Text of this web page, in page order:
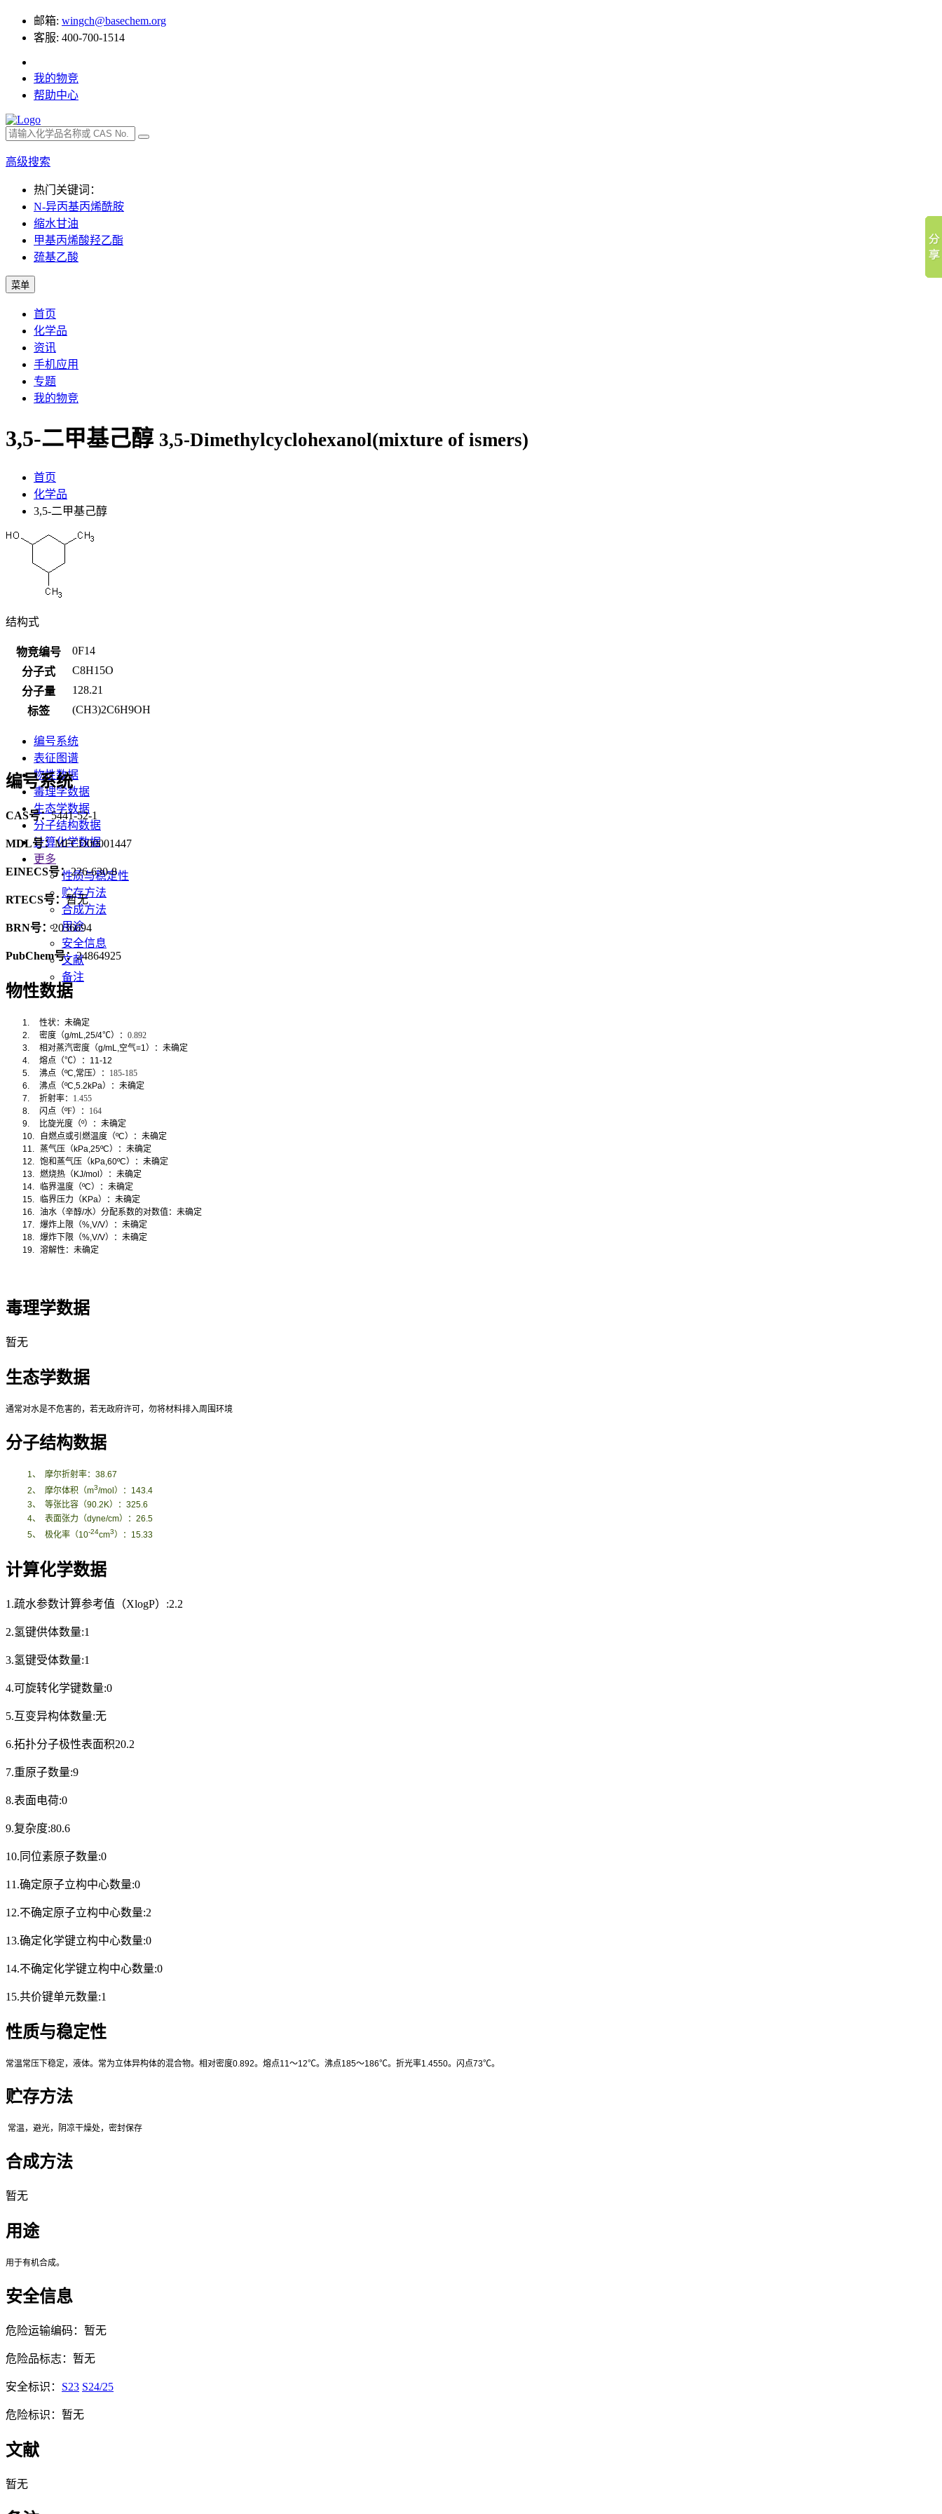
邮箱: wingch@basechem.org
客服: 400-700-1514
我的物竞
帮助中心
高级搜索
热门关键词：
N-异丙基丙烯酰胺
缩水甘油
甲基丙烯酸羟乙酯
巯基乙酸
菜单
首页
化学品
资讯
手机应用
专题
我的物竞
3,5-二甲基己醇 3,5-Dimethylcyclohexanol(mixture of ismers)
首页
化学品
3,5-二甲基己醇
结构式
物竞编号
0F14
分子式
C8H15O
分子量
128.21
标签
(CH3)2C6H9OH
编号系统
表征图谱
物性数据
毒理学数据
生态学数据
分子结构数据
计算化学数据
更多
性质与稳定性
贮存方法
合成方法
用途
安全信息
文献
备注
编号系统
CAS号：5441-52-1
MDL号：MFCD00001447
EINECS号：226-630-8
RTECS号：暂无
BRN号：2036694
PubChem号：24864925
物性数据
1. 性状： 未确定
2.
密度（g/mL,25/4℃）： 0.892
3.
相对蒸汽密度（g/mL, 空气=1 ）：未确定
4.
熔点（℃）： 11-12
5.
沸点（ºC, 常压）： 185-185
6.
沸点（ºC,5.2kPa）：未确定
7.
折射率： 1.455
8.
闪点（ºF）： 164
9.
比旋光度（º）：未确定
10.
自燃点或引燃温度（ºC）：未确定
11.
蒸气压（kPa,25ºC）：未确定
12.
饱和蒸气压（kPa,60ºC）：未确定
13.
燃烧热（KJ/mol）：未确定
14.
临界温度（ºC）：未确定
15.
临界压力（KPa）：未确定
16.
油水（辛醇/水）分配系数的对数值：未确定
17.
爆炸上限（%,V/V）：未确定
18.
爆炸下限（%,V/V）：未确定
19.
溶解性： 未确定
毒理学数据
暂无
生态学数据
通常对水是不危害的，若无政府许可，勿将材料排入周围环境
分子结构数据
1、 摩尔折射率： 38.67
2、 摩尔体积（m3/mol ） ： 143.4
3、 等张比容（90.2K）： 325.6
4、 表面张力 （dyne/cm） ： 26.5
5、 极化率（10-24cm3） ： 15.33
计算化学数据
1.疏水参数计算参考值（XlogP）:2.2
2.氢键供体数量:1
3.氢键受体数量:1
4.可旋转化学键数量:0
5.互变异构体数量:无
6.拓扑分子极性表面积20.2
7.重原子数量:9
8.表面电荷:0
9.复杂度:80.6
10.同位素原子数量:0
11.确定原子立构中心数量:0
12.不确定原子立构中心数量:2
13.确定化学键立构中心数量:0
14.不确定化学键立构中心数量:0
15.共价键单元数量:1
性质与稳定性
常温常压下稳定， 液体。常为立体异构体的混合物。相对密度0.892。熔点11 ～12℃。沸点185～186℃。折光率1.4550。闪点73℃。
贮存方法
常温，避光，阴凉干燥处 ，密封保存
合成方法
暂无
用途
用于有机合成。
安全信息
危险运输编码：暂无
危险品标志：暂无
安全标识： S23 S24/25
危险标识：暂无
文献
暂无